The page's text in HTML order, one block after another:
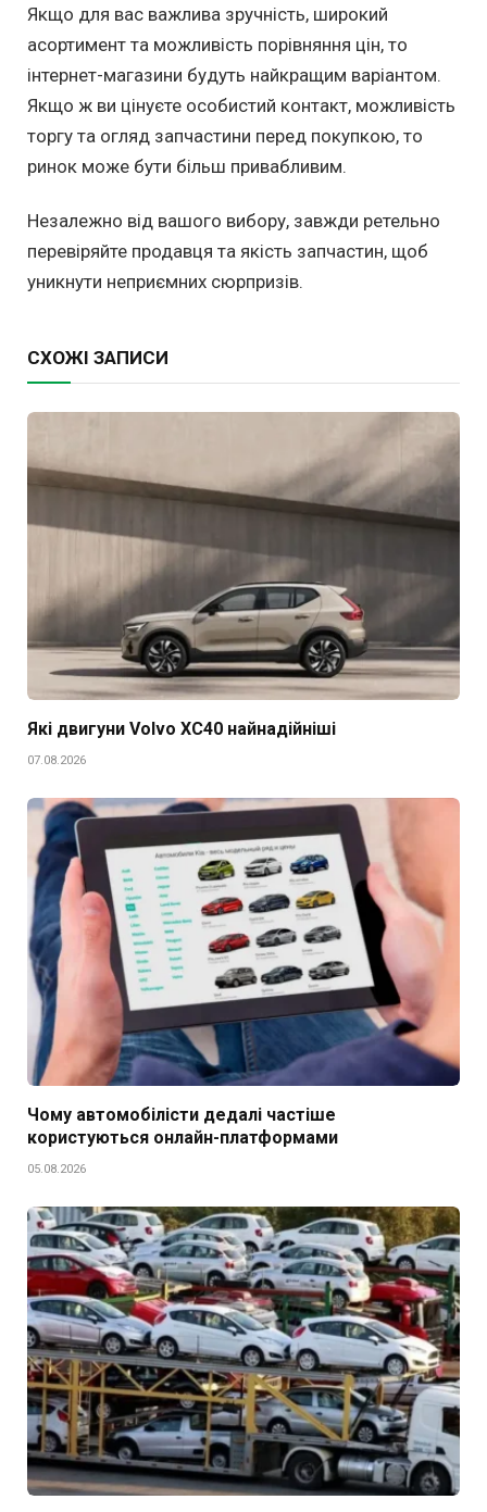
Якщо для вас важлива зручність, широкий
асортимент та можливість порівняння цін, то
інтернет-магазини будуть найкращим варіантом.
Якщо ж ви цінуєте особистий контакт, можливість
торгу та огляд запчастини перед покупкою, то
ринок може бути більш привабливим.
Незалежно від вашого вибору, завжди ретельно
перевіряйте продавця та якість запчастин, щоб
уникнути неприємних сюрпризів.
СХОЖІ ЗАПИСИ
Які двигуни Volvo XC40 найнадійніші
07.08.2026
Чому автомобілісти дедалі частіше
користуються онлайн-платформами
05.08.2026